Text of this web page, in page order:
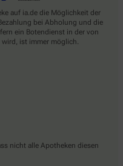
auf ia.de die Möglichkeit der
bei Abholung und die
ein Botendienst in der von
ist immer möglich.
nicht alle Apotheken diesen